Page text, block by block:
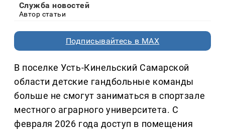
Служба новостей
Автор статьи
Подписывайтесь в MAX
В поселке Усть-Кинельский Самарской
области детские гандбольные команды
больше не смогут заниматься в спортзале
местного аграрного университета. С
февраля 2026 года доступ в помещения